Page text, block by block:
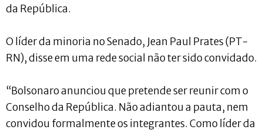
da República.
O líder da minoria no Senado, Jean Paul Prates (PT-
RN), disse em uma rede social não ter sido convidado.
“Bolsonaro anunciou que pretende ser reunir com o
Conselho da República. Não adiantou a pauta, nem
convidou formalmente os integrantes. Como líder da